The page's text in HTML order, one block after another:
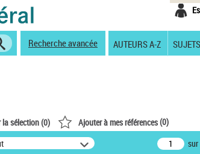
Recherche avancée AUTEURS A-Z
la sélection (0) Ajouter à mes références(0)
sur